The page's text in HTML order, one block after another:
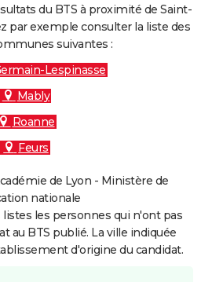
du BTS à proximité de Saint-
par exemple consulter la liste des
suivantes :
Lespinasse
Mably
Roanne
Feurs
de Lyon - Ministère de
nationale
les personnes qui n'ont pas
au BTS publié. La ville indiquée
d'origine du candidat.